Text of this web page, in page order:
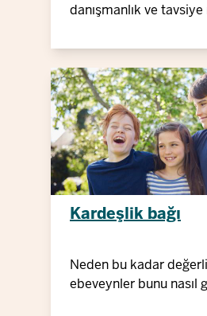
danışmanlık ve
Kardeşlik bağı
Neden bu kadar
ebeveynler bunu nasıl